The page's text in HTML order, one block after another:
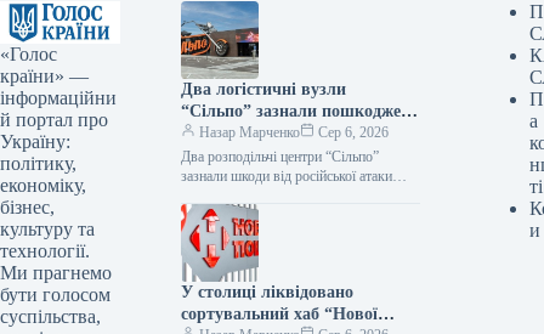
«Голос
країни» —
інформаційни
й портал про
Україну:
політику,
економіку,
бізнес,
культуру та
технології.
Ми прагнемо
бути голосом
суспільства,
Два логістичні вузли
“Сільпо” зазнали пошкоджень
від російського нападу —
Delo.ua
Назар Марченко
Сер 6, 2026
Два розподільчі центри “Сільпо”
зазнали шкоди від російської атаки
серпня, спалахнули пожежі на двох…
У столиці ліквідовано
сортувальний хаб “Нової
а
ті
и